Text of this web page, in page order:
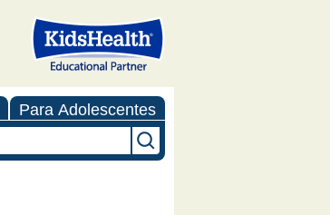
Para Adolescentes